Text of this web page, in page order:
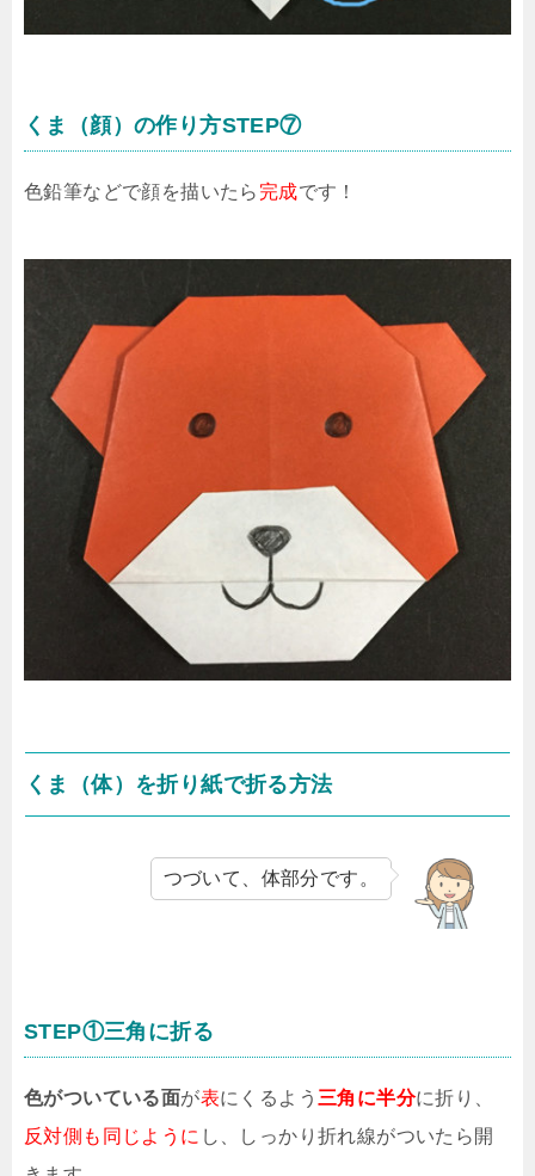
くま（顔）の作り方STEP⑦
色鉛筆などで顔を描いたら 完成です！
くま（体）を折り紙で折る方法
つづいて、体部分です。
STEP①三角に折る
色がついている面が表にくるよう 三角に半分に折り、
反対側も同じように し、しっかり折れ線がついたら開